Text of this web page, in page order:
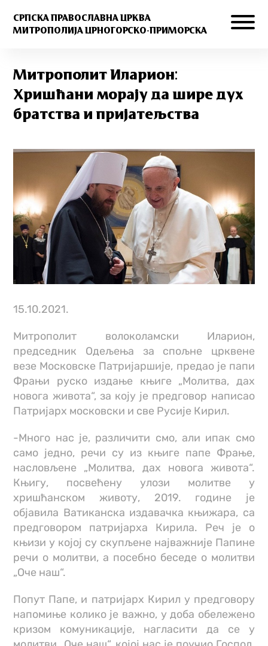
СРПСКА ПРАВОСЛАВНА ЦРКВА
МИТРОПОЛИЈА ЦРНОГОРСКО-ПРИМОРСКА
Митрополит Иларион:
Хришћани морају да шире дух
братства и пријатељства
15.10.2021.
Митрополит волоколамски Иларион,
председник Одељења за спољне црквене
везе Московске Патријаршије, предао је папи
Фрањи руско издање књиге „Молитва, дах
новога живота“, за коју је предговор написао
Патријарх московски и све Русије Кирил.
-Много нас је, различити смо, али ипак смо
само једно, речи су из књиге папе Фрање,
насловљене „Молитва, дах новога живота“.
Књигу, посвећену улози молитве у
хришћанском животу, 2019. године је
објавила Ватиканска издавачка књижара, са
предговором патријарха Кирила. Реч је о
књизи у којој су скупљене најважније Папине
речи о молитви, а посебно беседе о молитви
„Оче наш“.
Попут Папе, и патријарх Кирил у предговору
напомиње колико је важно, у доба обележено
кризом комуникације, нагласити да се у